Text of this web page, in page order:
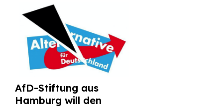
AfD-Stiftung aus
Hamburg will den